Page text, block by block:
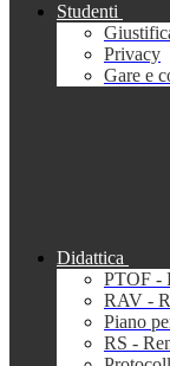
Studenti
Privacy
Gare e
Didattica
PTOF -
RAV -
Piano
RS -